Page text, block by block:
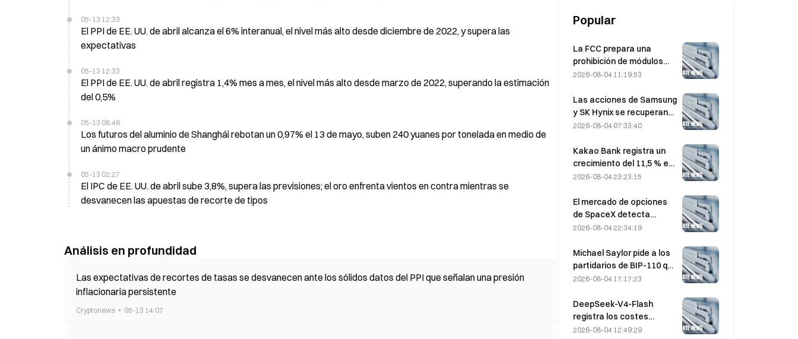
05-13 12:33
El PPI de EE. UU. de abril alcanza el 6% interanual, el nivel más alto desde diciembre de 2022, y supera las
expectativas
05-13 12:33
El PPI de EE. UU. de abril registra 1,4% mes a mes, el nivel más alto desde marzo de 2022, superando la estimación
del 0,5%
05-13 08:46
Los futuros del aluminio de Shanghái rebotan un 0,97% el 13 de mayo, suben 240 yuanes por tonelada en medio de
un ánimo macro prudente
05-13 02:27
El IPC de EE. UU. de abril sube 3,8%, supera las previsiones; el oro enfrenta vientos en contra mientras se
desvanecen las apuestas de recorte de tipos
Análisis en profundidad
Las expectativas de recortes de tasas se desvanecen ante los sólidos datos del PPI que señalan una presión
inflacionaria persistente
Cryptonews 05-13 14:07
Popular
La FCC prepara una
prohibición de módulos
ópticos chinos para
se enfrenta a un impacto
del 27% en su cuota de
mercado
2026-08-04 11:19:53
Las acciones de Samsung
y SK Hynix se recuperan
de pérdidas del 5 % por las
2026-08-04 07:33:40
Kakao Bank registra un
crecimiento del 11,5 % en
el beneficio neto del
beneficio del primer
semestre alcanza un
máximo histórico
2026-08-04 23:23:15
El mercado de opciones
de SpaceX detecta
misteriosas posiciones
ejercicio de $330 $20M
antes del vencimiento del
viernes
2026-08-04 22:34:19
Michael Saylor pide a los
partidarios de BIP-110 que
«retiren su apoyo»
los mineros se estanca
en el 2,70 %
2026-08-04 17:17:23
DeepSeek-V4-Flash
registra los costes
operativos más bajos
2026-08-04 12:49:29